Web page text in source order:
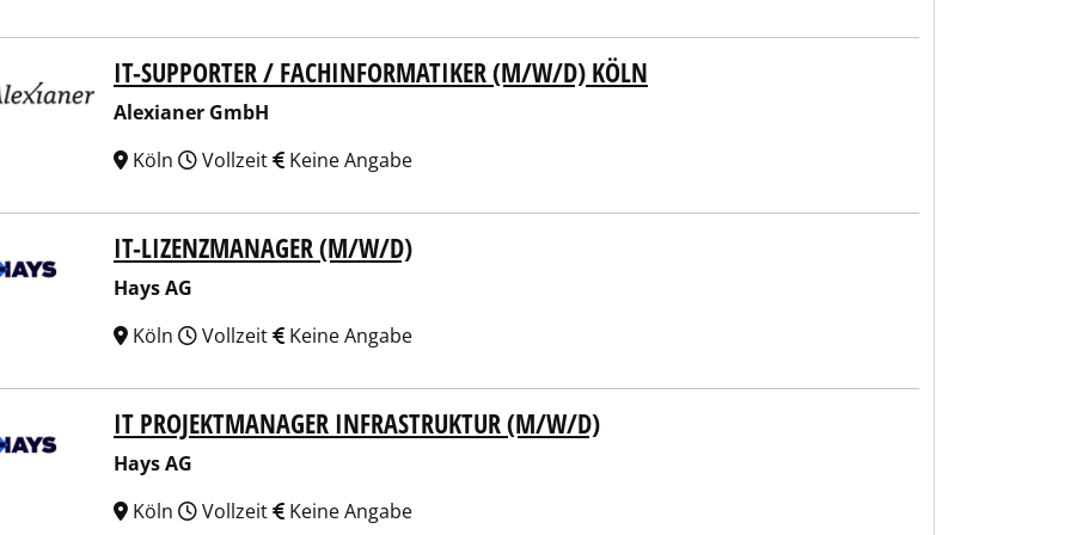
GmbH IT-SUPPORTER / FACHINFORMATIKER (M/W/D) KÖLN
Alexianer GmbH
Köln
Vollzeit Keine Angabe
IT-LIZENZMANAGER (M/W/D)
Hays AG
Köln
Vollzeit Keine Angabe
IT PROJEKTMANAGER INFRASTRUKTUR (M/W/D)
Hays AG
Köln
Vollzeit Keine Angabe